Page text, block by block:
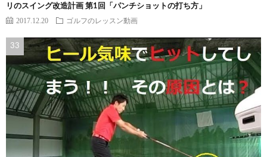
リのスイング改造計画 第1回「パンチショットの打ち方」
2017.12.20 ゴルフのレッスン動画